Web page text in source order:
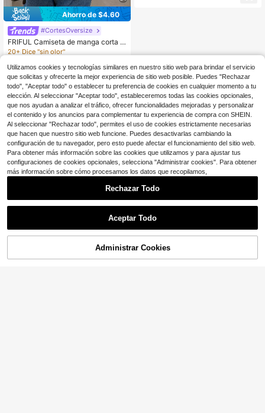
Ahorro de $4.60
#CortesOversize
FRIFUL Camiseta de manga corta c
on cuello polo holgada a rayas negr
ráfica casual de verano
20+ Dice "sin olor"
9 .29 -33%
¡55% DE DESCUENTO!
Utilizamos cookies y tecnologías similares en nuestro sitio web para brindar el servicio
que solicitas y ofrecerte la mejor experiencia de sitio web posible. Puedes "Rechazar
todo", "Aceptar todo" o establecer tu preferencia de cookies en cualquier momento a tu
elección. Al seleccionar "Aceptar todo", estableceremos todas las cookies opcionales,
que nos ayudan a analizar el tráfico, ofrecer funcionalidades mejoradas y personalizar
el contenido y los anuncios para complementar tu experiencia de compra con SHEIN.
Al seleccionar "Rechazar todo", permites el uso de cookies estrictamente necesarias
que hacen que nuestro sitio web funcione. Puedes desactivarlas cambiando la
configuración de tu navegador, pero esto puede afectar el funcionamiento del sitio web.
Para obtener más información sobre las cookies que utilizamos y para ajustar tus
configuraciones de cookies opcionales, selecciona "Administrar cookies". Para obtener
más información sobre cómo procesamos los datos que recopilamos,
Rechazar Todo
Aceptar Todo
Administrar Cookies